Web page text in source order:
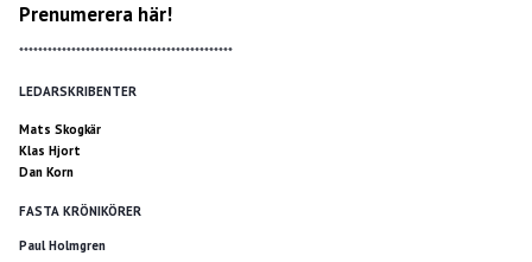
Prenumerera här!
*********************************************
LEDARSKRIBENTER
Mats Skogkär
Klas Hjort
Dan Korn
FASTA KRÖNIKÖRER
Paul Holmgren